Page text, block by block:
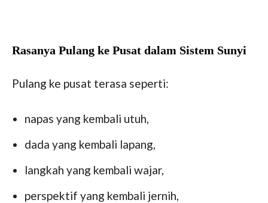
Rasanya Pulang ke Pusat dalam Sistem Sunyi
Pulang ke pusat terasa seperti:
napas yang kembali utuh,
dada yang kembali lapang,
langkah yang kembali wajar,
perspektif yang kembali jernih,